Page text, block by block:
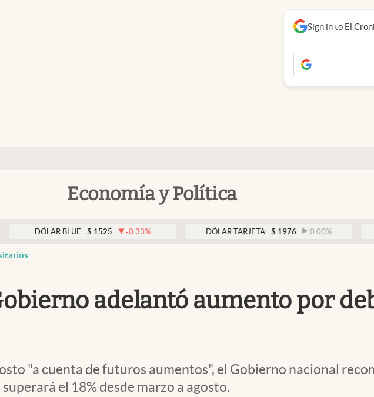
Economía y Política
DÓLAR BLUE $ 1525 -0.33% DÓLAR TARJETA $ 1976 0.00%
Sign in to El
adelantó aumento por
"a cuenta de futuros aumentos", el Gobierno nacional
el 18% desde marzo a agosto.